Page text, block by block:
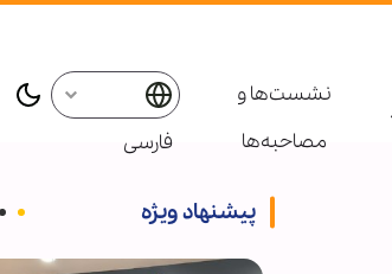
نشست‌ها و
مصاحبه‌ها
فارسی
پیشنهاد ویژه